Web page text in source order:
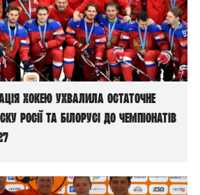
хокею ухвалила остаточне
росії та білорусі до чемпіонатів